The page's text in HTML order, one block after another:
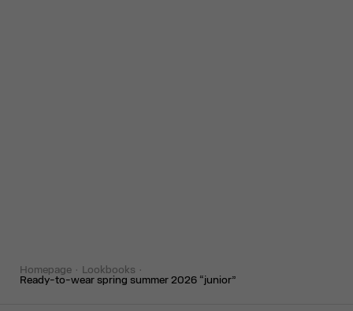
homepage
lookbooks
ready-to-wear spring summer 2026 “junior”